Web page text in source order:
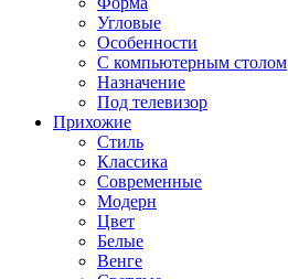
Угловые
Особенности
С компьютерным столом
Назначение
Под телевизор
Прихожие
Стиль
Классика
Современные
Модерн
Цвет
Белые
Венге